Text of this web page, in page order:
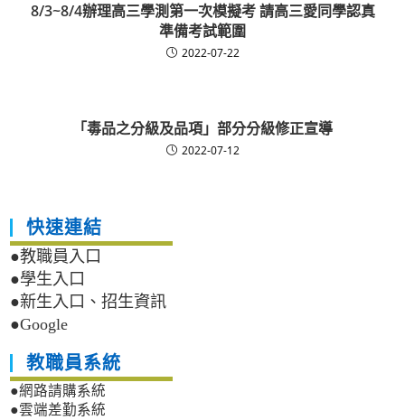
8/3~8/4辦理高三學測第一次模擬考 請高三愛同學認真
準備考試範圍
2022-07-22
「毒品之分級及品項」部分分級修正宣導
2022-07-12
快速連結
●教職員入口
●學生入口
●新生入口、招生資訊
●Google
教職員系統
●網路請購系統
●雲端差勤系統